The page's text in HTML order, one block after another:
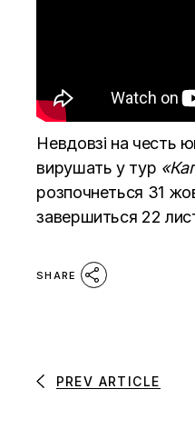
Невдовзі на честь
вирушать у тур
розпочнеться 31
завершиться 22
SHARE
PREV ARTICLE